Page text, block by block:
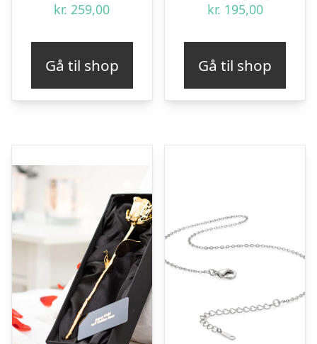
kr. 259,00
Gå til shop
kr. 195,00
Gå til shop